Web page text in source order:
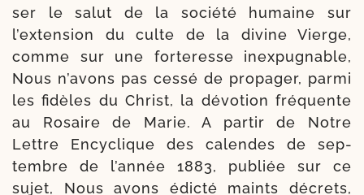
ser le salut de la socié­té humaine sur
l’extension du culte de la divine Vierge,
comme sur une for­te­resse inex­pug­nable,
Nous n’avons pas ces­sé de pro­pa­ger, par­mi
les fidèles du Christ, la dévo­tion fré­quente
au Rosaire de Marie. A par­tir de Notre
Lettre Encyclique des calendes de sep­
tembre de l’année 1883, publiée sur ce
sujet, Nous avons édic­té maints décrets,